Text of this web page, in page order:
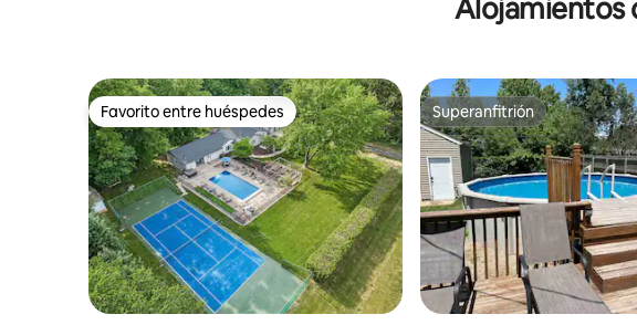
Alojamientos
Favorito entre huéspedes
Favorito entre huéspedes Superanfitrión
Superanfitrión